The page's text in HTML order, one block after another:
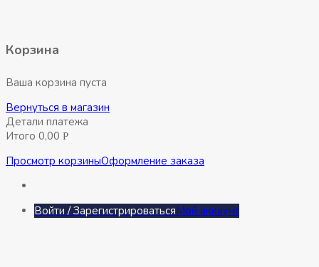
Корзина
Ваша корзина пуста
Вернуться в магазин
Детали платежа
Итого 0,00 Р
Просмотр корзиныОформление заказа
Войти / ЗарегистрироватьсяМой аккаунт